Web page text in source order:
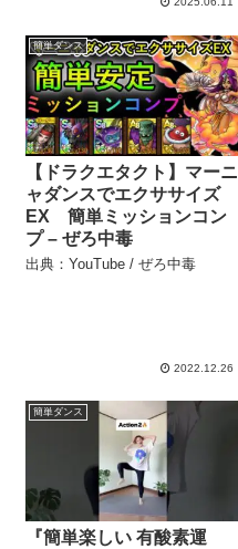
簡単ダンス
【ドラクエタクト】マーニ
ャダンスでエクササイズ
EX 簡単ミッションコン
プ – ぜろ中毒
出典：YouTube / ぜろ中毒
2022.12.26
簡単ダンス
『簡単楽しい 有酸素運